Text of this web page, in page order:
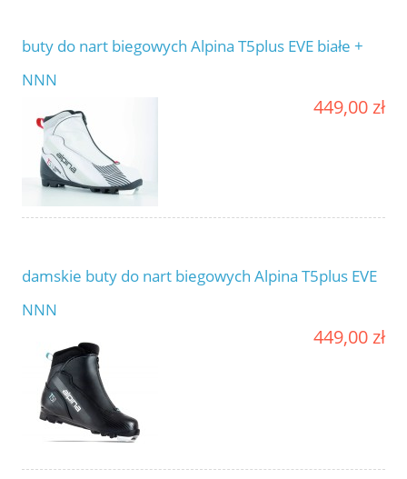
buty do nart biegowych Alpina T5plus EVE białe +
NNN
449,00 zł
damskie buty do nart biegowych Alpina T5plus EVE
NNN
449,00 zł